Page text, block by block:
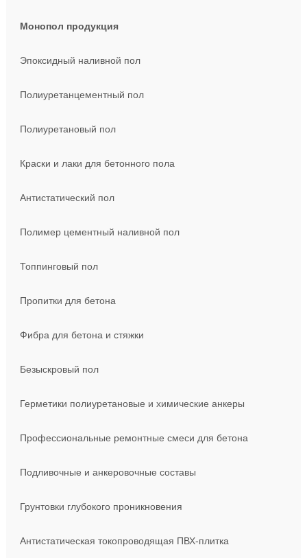
Монопол продукция
Эпоксидный наливной пол
Полиуретанцементный пол
Полиуретановый пол
Краски и лаки для бетонного пола
Антистатический пол
Полимер цементный наливной пол
Топпинговый пол
Пропитки для бетона
Фибра для бетона и стяжки
Безыскровый пол
Герметики полиуретановые и химические анкеры
Профессиональные ремонтные смеси для бетона
Подливочные и анкеровочные составы
Грунтовки глубокого проникновения
Антистатическая токопроводящая ПВХ-плитка